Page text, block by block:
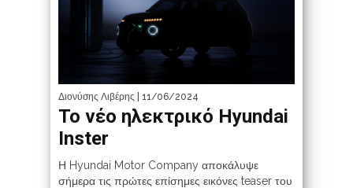
Διονύσης Λιβέρης | 11/06/2024
Το νέο ηλεκτρικό Hyundai
Inster
Η Hyundai Motor Company αποκάλυψε
σήμερα τις πρώτες επίσημες εικόνες teaser του